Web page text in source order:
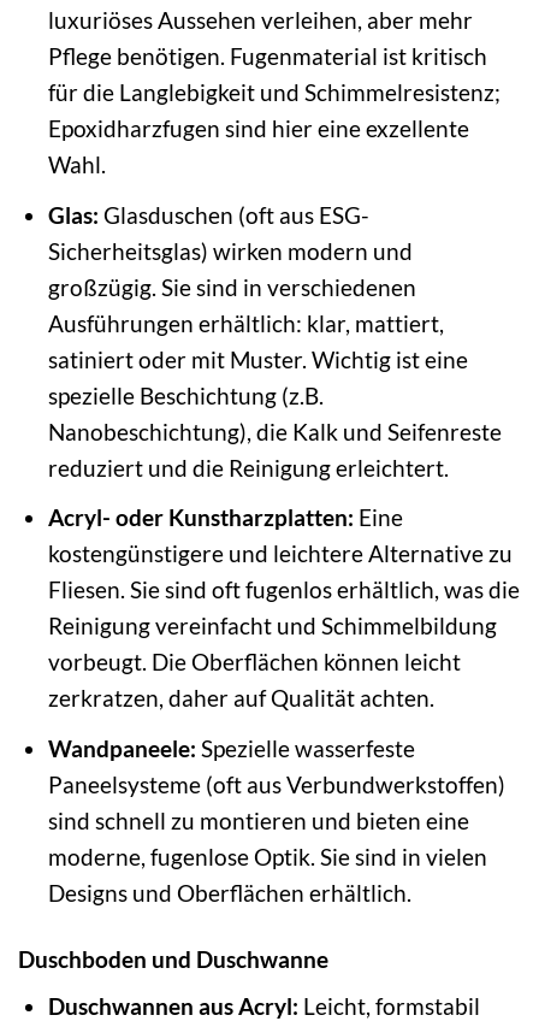
luxuriöses Aussehen verleihen, aber mehr
Pflege benötigen. Fugenmaterial ist kritisch
für die Langlebigkeit und Schimmelresistenz;
Epoxidharzfugen sind hier eine exzellente
Wahl.
Glas: Glasduschen (oft aus ESG-
Sicherheitsglas) wirken modern und
großzügig. Sie sind in verschiedenen
Ausführungen erhältlich: klar, mattiert,
satiniert oder mit Muster. Wichtig ist eine
spezielle Beschichtung (z.B.
Nanobeschichtung), die Kalk und Seifenreste
reduziert und die Reinigung erleichtert.
Acryl- oder Kunstharzplatten: Eine
kostengünstigere und leichtere Alternative zu
Fliesen. Sie sind oft fugenlos erhältlich, was die
Reinigung vereinfacht und Schimmelbildung
vorbeugt. Die Oberflächen können leicht
zerkratzen, daher auf Qualität achten.
Wandpaneele: Spezielle wasserfeste
Paneelsysteme (oft aus Verbundwerkstoffen)
sind schnell zu montieren und bieten eine
moderne, fugenlose Optik. Sie sind in vielen
Designs und Oberflächen erhältlich.
Duschboden und Duschwanne
Duschwannen aus Acryl: Leicht, formstabil